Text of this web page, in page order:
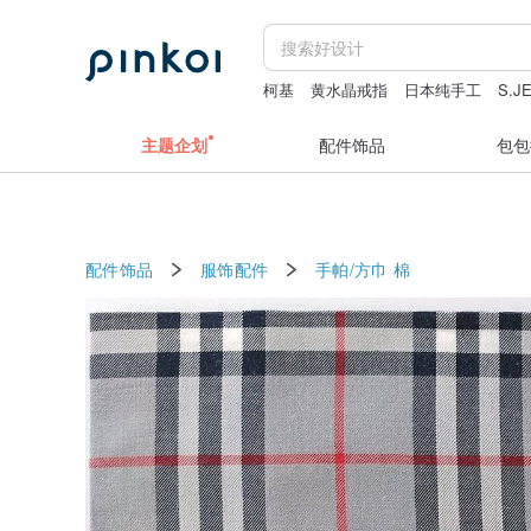
柯基 黄水晶戒指 日本纯手工
主题企划 配件饰品 包
配件饰品 服饰配件 手帕/方巾 棉